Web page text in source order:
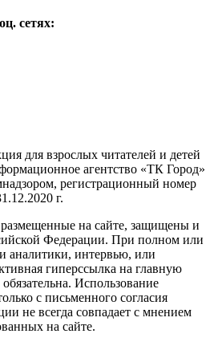
сетях:
для взрослых читателей и детей
агентство «ТК Город»
регистрационный номер
г.
на сайте, защищены и
Федерации. При полном или
аналитики, интервью, или
гиперссылка на главную
Использование
с письменного согласия
не всегда совпадает с мнением
на сайте.